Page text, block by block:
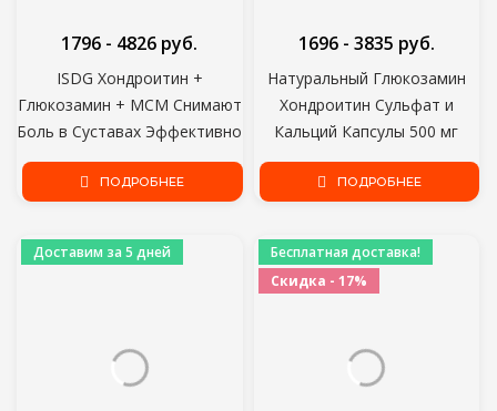
ISDG Хондроитин +
Глюкозамин + МСМ Снимают
Боль в Суставах Эффективно
Восстанавливают Суставы и
кости Быстро Пищевая
1796 - 4826 руб.
ПОДРОБНЕЕ
Натуральный Глюкозамин
Хондроитин Сульфат и
Кальций Капсулы 500 мг
Таблетки для Боли в колене
Здоровье Суставов
1696 - 3835 руб.
ПОДРОБНЕЕ
Доставим за 5 дней
Бесплатная доставка!
Скидка - 17%